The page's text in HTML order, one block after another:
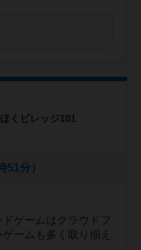
くビレッジ101
分）
ゲームはクラウドフ
ームも多く取り揃え